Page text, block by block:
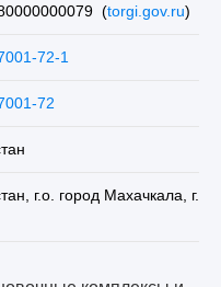
(torgi.gov.ru)
72-1
72
г.о. город Махачкала, г.